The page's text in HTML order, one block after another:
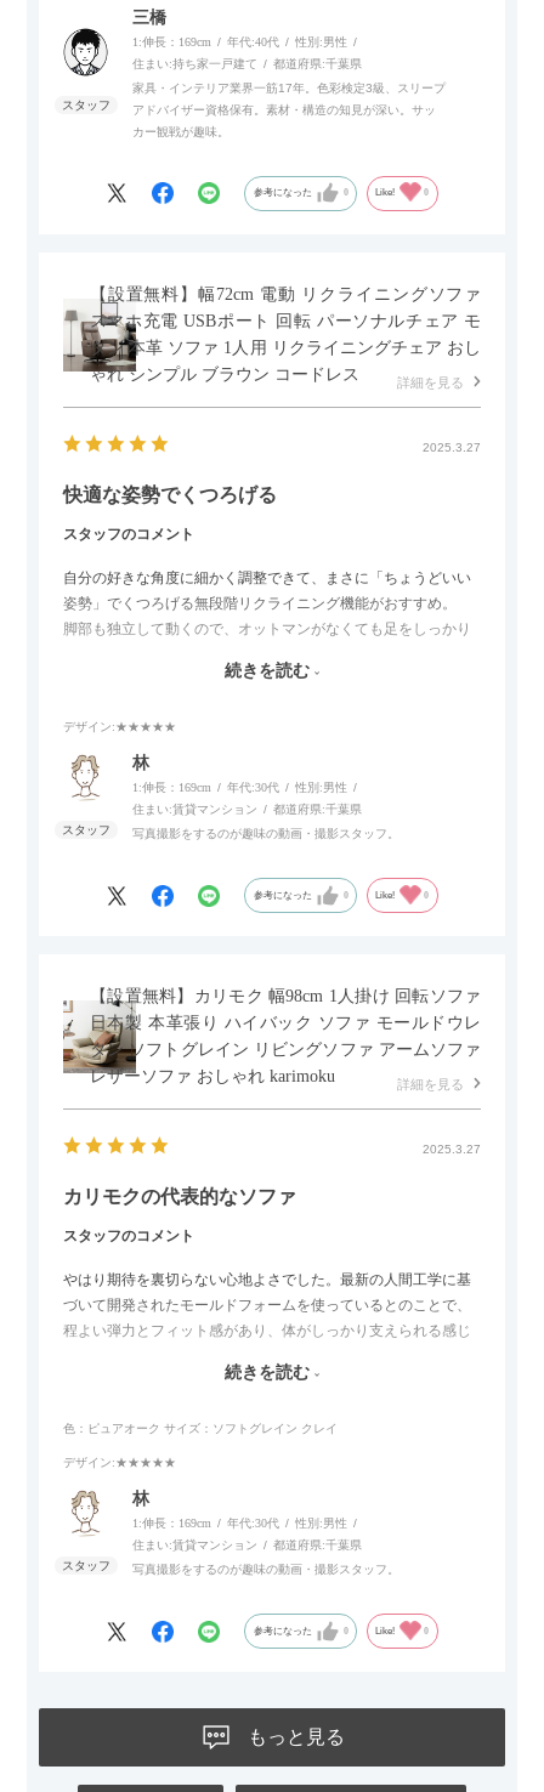
内部にもプリンターなどが置けるスライド棚板がついているの
でテレビ台以外にもオフィスなどでの収納家具やリビングでの
サイドボードとして多目的な用途に対応しています。
また、扉は横方向へのスライド式となっているので開閉時のス
ペースを最小限に抑えられ、省スペースでご利用いただけるの
三橋
1:伸長：169cm 年代:40代 性別:男性
住まい:持ち家一戸建て 都道府県:千葉県
家具・インテリア業界一筋17年。色彩検定3級、スリープ
アドバイザー資格保有。素材・構造の知見が深い。サッ
カー観戦が趣味。
参考になった 0 Like! 0
【設置無料】幅72cm 電動 リクライニングソファ
スマホ充電 USBポート 回転 パーソナルチェア モ
ダン 本革 ソファ 1人用 リクライニングチェア おし
ゃれ シンプル ブラウン コードレス
詳細を見る
2025.3.27
快適な姿勢でくつろげる
スタッフのコメント
自分の好きな角度に細かく調整できて、まさに「ちょうどいい
姿勢」でくつろげる無段階リクライニング機能がおすすめ。
脚部も独立して動くので、オットマンがなくても足をしっかり
スマホやタブレットを充電しながらリラックスできるのが嬉し
個人的にはコードレス＆充電式なので、コンセントの場所を気
にせず、好きな場所に置けるのが画期的に感じました。
続きを読む
デザイン:★★★★★
林
1:伸長：169cm 年代:30代 性別:男性
住まい:賃貸マンション 都道府県:千葉県
写真撮影をするのが趣味の動画・撮影スタッフ。
参考になった 0 Like! 0
【設置無料】カリモク 幅98cm 1人掛け 回転ソファ
日本製 本革張り ハイバック ソファ モールドウレ
タン ソフトグレイン リビングソファ アームソファ
レザーソファ おしゃれ karimoku
詳細を見る
2025.3.27
カリモクの代表的なソファ
スタッフのコメント
やはり期待を裏切らない心地よさでした。最新の人間工学に基
づいて開発されたモールドフォームを使っているとのことで、
程よい弾力とフィット感があり、体がしっかり支えられる感じ
リラックスタイムによさそうでした。回転タイプなので、個人
す。
続きを読む
色：ピュアオーク サイズ：ソフトグレイン クレイ
デザイン:★★★★★
林
1:伸長：169cm 年代:30代 性別:男性
住まい:賃貸マンション 都道府県:千葉県
写真撮影をするのが趣味の動画・撮影スタッフ。
参考になった 0 Like! 0
もっと見る